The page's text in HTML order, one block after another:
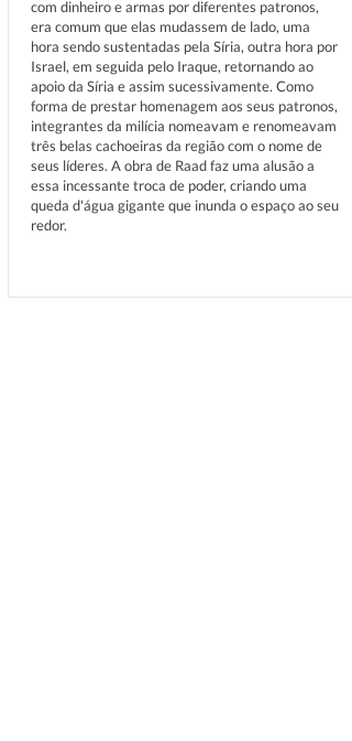
com dinheiro e armas por diferentes patronos,
era comum que elas mudassem de lado, uma
hora sendo sustentadas pela Síria, outra hora por
Israel, em seguida pelo Iraque, retornando ao
apoio da Síria e assim sucessivamente. Como
forma de prestar homenagem aos seus patronos,
integrantes da milícia nomeavam e renomeavam
três belas cachoeiras da região com o nome de
seus líderes. A obra de Raad faz uma alusão a
essa incessante troca de poder, criando uma
queda d'água gigante que inunda o espaço ao seu
redor.